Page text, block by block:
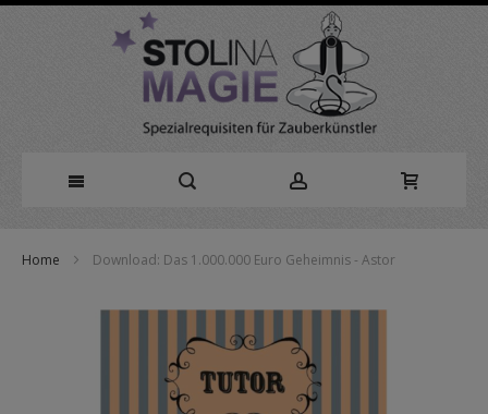
zumHome Download: Das 1.000.000 Euro Geheimnis - Astor